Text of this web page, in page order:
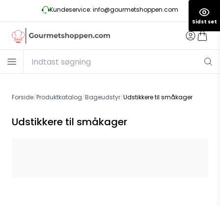
Kundeservice: info@gourmetshoppen.com
Forside/Produktkatalog/Bageudstyr/Udstikkere til småkager
Udstikkere til småkager
Sidst set